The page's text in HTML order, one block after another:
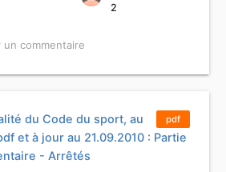
2
un commentaire
pdf
du Code du sport, au
et à jour au 21.09.2010 : Partie
- Arrêtés